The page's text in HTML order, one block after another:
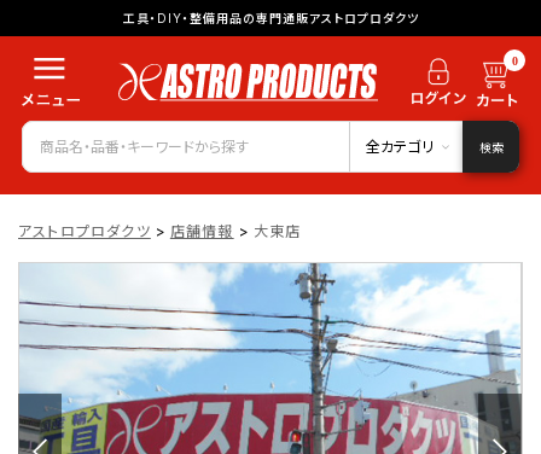
工具・DIY・整備用品の専門通販アストロプロダクツ
0
全カテゴリ 検索
アストロプロダクツ > 店舗情報 > 大東店